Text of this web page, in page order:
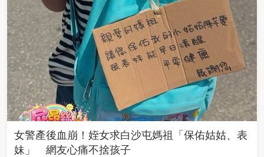
女警產後血崩！姪女求白沙屯媽祖「保佑姑姑、表
妹」 網友心痛不捨孩子